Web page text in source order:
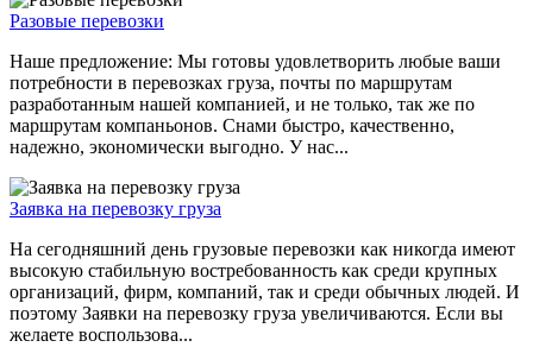
Разовые перевозки
Наше предложение: Мы готовы удовлетворить любые ваши
потребности в перевозках груза, почты по маршрутам
разработанным нашей компанией, и не только, так же по
маршрутам компаньонов. Снами быстро, качественно,
надежно, экономически выгодно. У нас...
Заявка на перевозку груза
На сегодняшний день грузовые перевозки как никогда имеют
высокую стабильную востребованность как среди крупных
организаций, фирм, компаний, так и среди обычных людей. И
поэтому Заявки на перевозку груза увеличиваются. Если вы
желаете воспользова...